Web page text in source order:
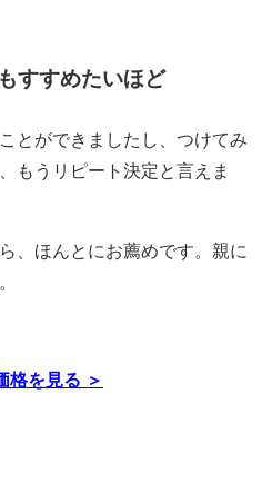
すすめたいほど
とができましたし、つけてみ
もうリピート決定と言えま
、ほんとにお薦めです。親に
格を見る ＞